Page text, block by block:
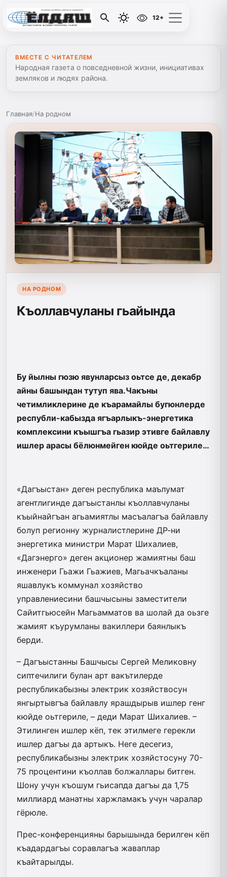
12+
ВМЕСТЕ С ЧИТАТЕЛЕМ
Народная газета о повседневной жизни, инициативах
земляков и людях района.
Главная/На родном
НА РОДНОМ
Къоллавчуланы гьайында
Бу йылны гюзю явунларсыз оьтсе де, декабр
айны башындан тутуп ява.Чакъны
четимликлерине де къарамайлы бугюнлерде
республи-кабызда ягъарлыкъ-энергетика
комплексини къышгъа гьазир этивге байлавлу
ишлер арасы бёлюнмейген кюйде оьтгериле…
«Дагъыстан» деген республика маълумат
агентлигинде дагъыстанлы къоллавчуланы
къыйнайгъан агьамиятлы масъалагъа байлавлу
болуп регионну журналистлерине ДР-ни
энергетика министри Марат Шихалиев,
«Дагэнерго» деген акционер жамиятны баш
инженери Гьажи Гьажиев, Магьачкъаланы
яшавлукъ коммунал хозяйство
управлениесини башчысыны заместители
Сайит­гьюсейн Магьамматов ва шолай да оьзге
жамият къурумланы вакиллери баянлыкъ
берди.
– Дагъыстанны Башчысы Сергей Меликовну
сиптечилиги булан арт вакътилерде
республикабызны электрик хозяйствосун
янгыртывгъа байлавлу ярашдырыв ишлер генг
кюйде оьтгериле, – деди Марат Шихалиев. –
Этилинген ишлер кёп, тек этилмеге герекли
ишлер дагъы да артыкъ. Неге десегиз,
республикабызны электрик хозяйстосуну 70-
75 процентини къоллав болжаллары битген.
Шону учун къошум гьисапда дагъы да 1,75
миллиард манатны харжламакъ учун чаралар
гёрюле.
Прес-конференцияны барышында берилген кёп
къадардагъы соравлагъа жаваплар
къайтарылды.